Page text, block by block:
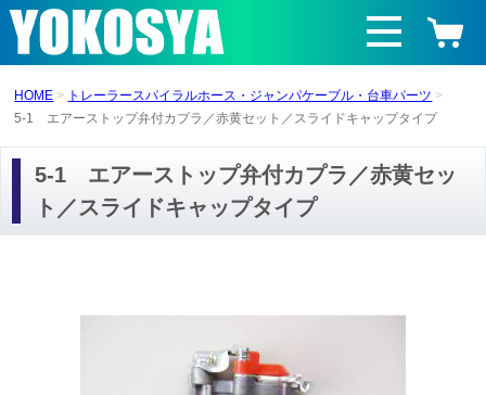
HOME
トレーラースパイラルホース・ジャンパケーブル・台車パーツ
5-1 エアーストップ弁付カプラ／赤黄セット／スライドキャップタイプ
5-1 エアーストップ弁付カプラ／赤黄セッ
ト／スライドキャップタイプ